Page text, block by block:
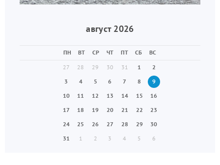
август 2026
ПН ВТ СР ЧТ ПТ СБ
ВС
27
28 29 30 31 1
2
3
4 5 6 7 8
9
10
11 12 13 14 15
16
17
18 19 20 21 22
23
24
25 26 27 28 29
30
31
1 2 3 4 5 6